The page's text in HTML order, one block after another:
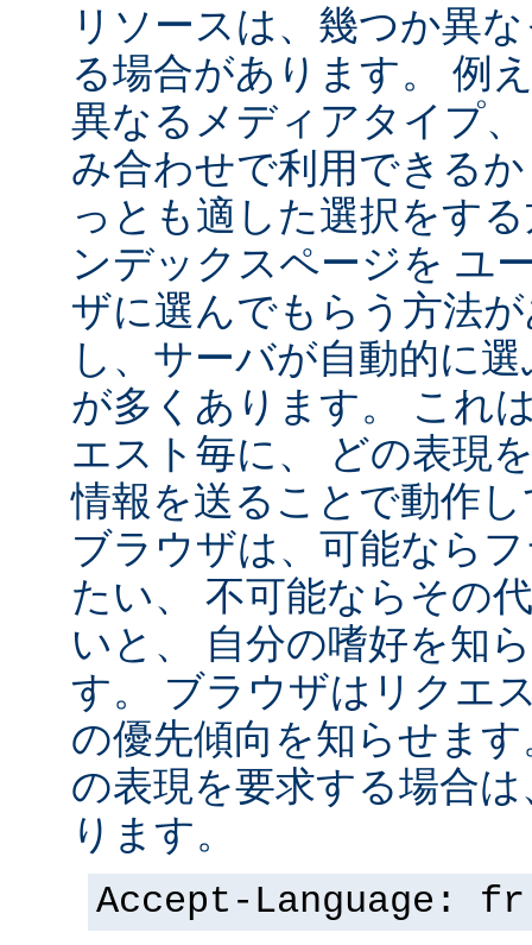
リソースは、幾つか異
る場合があります。 例
異なるメディアタイプ
み合わせで利用できる
っとも適した選択をす
ンデックスページを ユ
ザに選んでもらう方法
し、サーバが自動的に
が多くあります。 これ
エスト毎に、 どの表現
情報を送ることで動作
ブラウザは、可能なら
たい、 不可能ならその
いと、 自分の嗜好を知
す。 ブラウザはリクエ
の優先傾向を知らせま
の表現を要求する場合
ります。
Accept-Language: fr